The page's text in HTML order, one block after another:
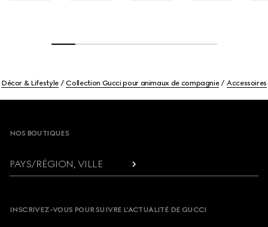
Décor & Lifestyle Collection Gucci pour animaux de compagnie Accessoires
NOS BOUTIQUES
PAYS/RÉGION, VILLE
INSCRIVEZ-VOUS POUR SUIVRE L’ACTUALITÉ DE GUCCI